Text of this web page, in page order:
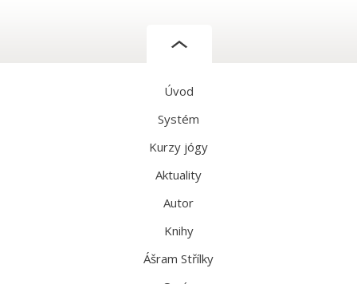
Úvod
Systém
Kurzy jógy
Aktuality
Autor
Knihy
Ášram Střílky